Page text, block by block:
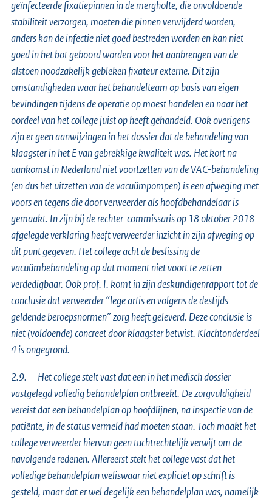
geïnfecteerde fixatiepinnen in de mergholte, die onvoldoende
stabiliteit verzorgen, moeten die pinnen verwijderd worden,
anders kan de infectie niet goed bestreden worden en kan niet
goed in het bot geboord worden voor het aanbrengen van de
alstoen noodzakelijk gebleken fixateur externe. Dit zijn
omstandigheden waar het behandelteam op basis van eigen
bevindingen tijdens de operatie op moest handelen en naar het
oordeel van het college juist op heeft gehandeld. Ook overigens
zijn er geen aanwijzingen in het dossier dat de behandeling van
klaagster in het E van gebrekkige kwaliteit was. Het kort na
aankomst in Nederland niet voortzetten van de VAC-behandeling
(en dus het uitzetten van de vacuümpompen) is een afweging met
voors en tegens die door verweerder als hoofdbehandelaar is
gemaakt. In zijn bij de rechter-commissaris op 18 oktober 2018
afgelegde verklaring heeft verweerder inzicht in zijn afweging op
dit punt gegeven. Het college acht de beslissing de
vacuümbehandeling op dat moment niet voort te zetten
verdedigbaar. Ook prof. I. komt in zijn deskundigenrapport tot de
conclusie dat verweerder “lege artis en volgens de destijds
geldende beroepsnormen” zorg heeft geleverd. Deze conclusie is
niet (voldoende) concreet door klaagster betwist. Klachtonderdeel
4 is ongegrond.
2.9. Het college stelt vast dat een in het medisch dossier
vastgelegd volledig behandelplan ontbreekt. De zorgvuldigheid
vereist dat een behandelplan op hoofdlijnen, na inspectie van de
patiënte, in de status vermeld had moeten staan. Toch maakt het
college verweerder hiervan geen tuchtrechtelijk verwijt om de
navolgende redenen. Allereerst stelt het college vast dat het
volledige behandelplan weliswaar niet expliciet op schrift is
gesteld, maar dat er wel degelijk een behandelplan was, namelijk